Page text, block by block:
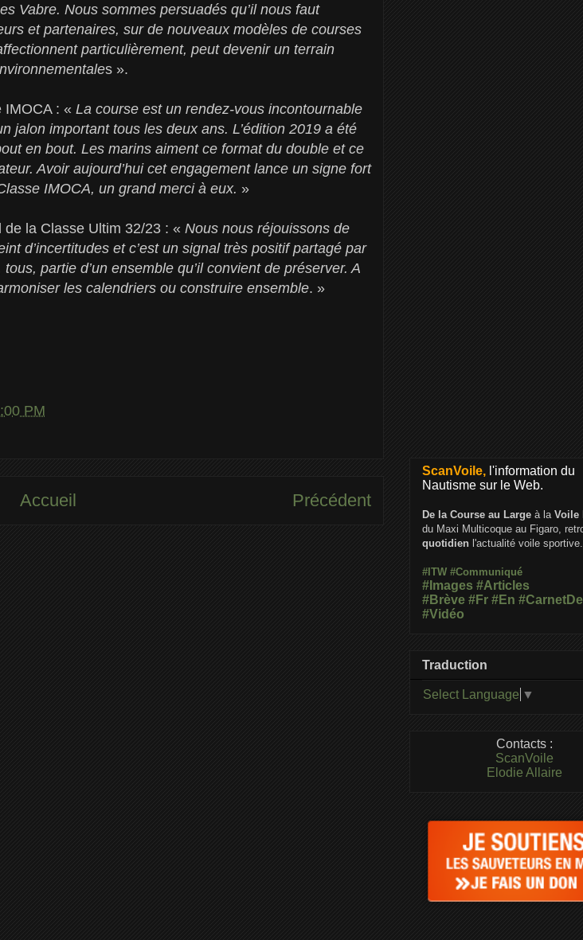
Vabre. Nous sommes persuadés qu’il nous faut
et partenaires, sur de nouveaux modèles de courses
particulièrement, peut devenir un terrain
s ».
IMOCA : « La course est un rendez-vous incontournable
jalon important tous les deux ans. L’édition 2019 a été
en bout. Les marins aiment ce format du double et ce
Avoir aujourd’hui cet engagement lance un signe fort
IMOCA, un grand merci à eux. »
la Classe Ultim 32/23 : « Nous nous réjouissons de
d’incertitudes et c’est un signal très positif partagé par
partie d’un ensemble qu’il convient de préserver. A
les calendriers ou construire ensemble. »
PM
Précédent
Accueil
ScanVoile, l'information du
Nautisme sur le Web.
De la Course au Large à la Voile
du Maxi Multicoque au Figaro,
quotidien l'actualité voile sportive.
#ITW #Communiqué
#Images #Articles
#Brève #Fr #En
#Vidéo
Traduction
Select Language ▼
Contacts :
ScanVoile
Elodie Allaire